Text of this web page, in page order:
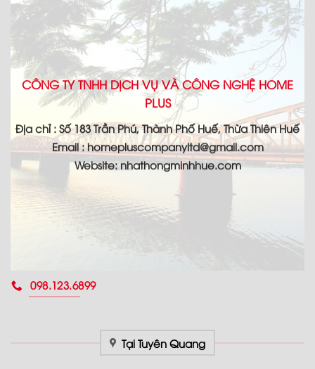
CÔNG TY TNHH DỊCH VỤ VÀ CÔNG NGHỆ HOME
PLUS
Địa chỉ : Số 183 Trần Phú, Thành Phố Huế, Thừa Thiên Huế
Email : homepluscompanyltd@gmail.com
Website: nhathongminhhue.com
098.123.6899
Tại Tuyên Quang